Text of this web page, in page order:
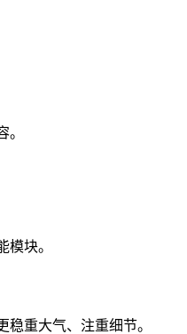
块。
重大气、注重细节。